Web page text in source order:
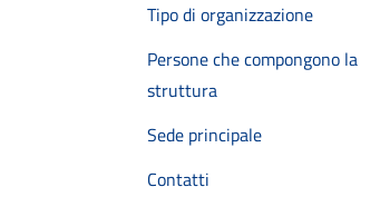
Tipo di organizzazione
Persone che compongono la
struttura
Sede principale
Contatti